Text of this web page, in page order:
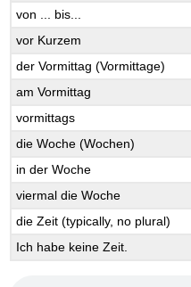
von ... bis...
vor Kurzem
der Vormittag (Vormittage)
am Vormittag
vormittags
die Woche (Wochen)
in der Woche
viermal die Woche
die Zeit (typically, no plural)
Ich habe keine Zeit.